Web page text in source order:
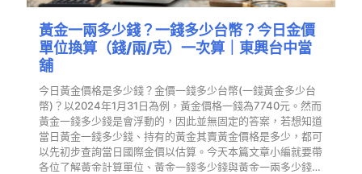
黃金一兩多少錢？一錢多少台幣？今日金價
單位換算（錢/兩/克）一次算｜東興台中當
舖
今日黃金價格是多少錢？金價一錢多少台幣(一錢黃金多少台
幣)？以2024年1月31日為例，黃金價格一錢為7740元。然而
黃金一錢多少錢是會浮動的，因此並無固定的答案，若想知道
當日黃金一錢多少錢、持有的黃金其賣黃金價格是多少，都可
以先初步查詢當日國際金價以估算。今天本篇文章小編就要帶
各位了解黃金計算單位、黃金一錢多少錢與黃金一兩多少錢之